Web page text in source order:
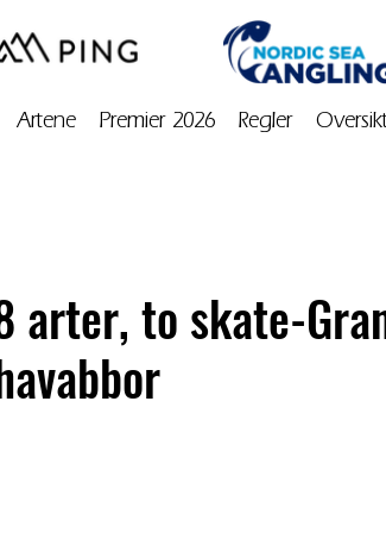
Artene Premier 2026 Regler
arter, to skate-